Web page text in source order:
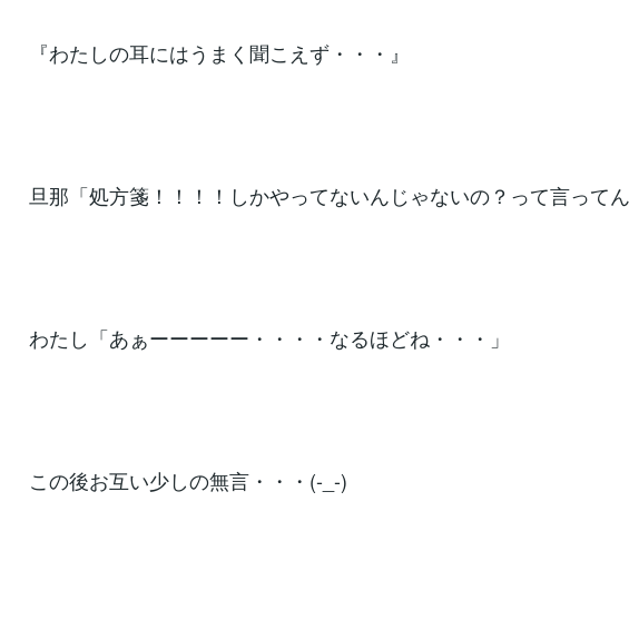
『わたしの耳にはうまく聞こえず・・・』
旦那「処方箋！！！！しかやってないんじゃないの？って言ってん
わたし「あぁーーーーー・・・・なるほどね・・・」
この後お互い少しの無言・・・(-_-)